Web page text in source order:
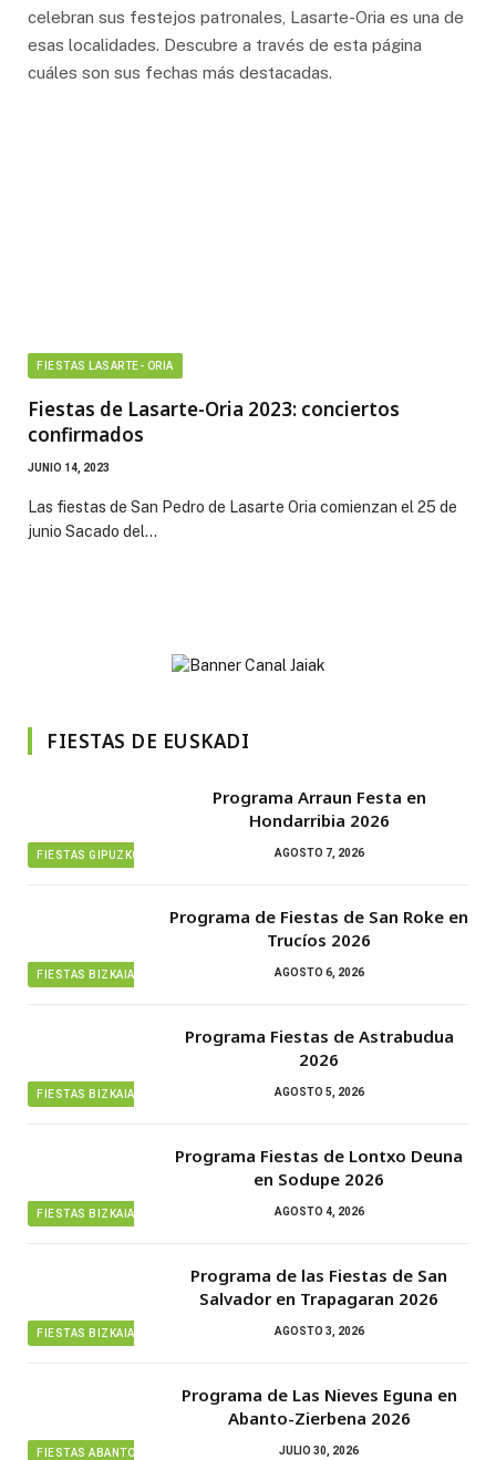
celebran sus festejos patronales, Lasarte-Oria es una de
esas localidades. Descubre a través de esta página
cuáles son sus fechas más destacadas.
FIESTAS LASARTE- ORIA
Fiestas de Lasarte-Oria 2023: conciertos
confirmados
JUNIO 14, 2023
Las fiestas de San Pedro de Lasarte Oria comienzan el 25 de
junio Sacado del…
FIESTAS DE EUSKADI
FIESTAS GIPUZKOA
Programa Arraun Festa en
Hondarribia 2026
AGOSTO 7, 2026
FIESTAS BIZKAIA
Programa de Fiestas de San Roke en
Trucíos 2026
AGOSTO 6, 2026
FIESTAS BIZKAIA
Programa Fiestas de Astrabudua
2026
AGOSTO 5, 2026
FIESTAS BIZKAIA
Programa Fiestas de Lontxo Deuna
en Sodupe 2026
AGOSTO 4, 2026
FIESTAS BIZKAIA
Programa de las Fiestas de San
Salvador en Trapagaran 2026
AGOSTO 3, 2026
FIESTAS ABANTO ZIERBENA
Programa de Las Nieves Eguna en
Abanto-Zierbena 2026
JULIO 30, 2026